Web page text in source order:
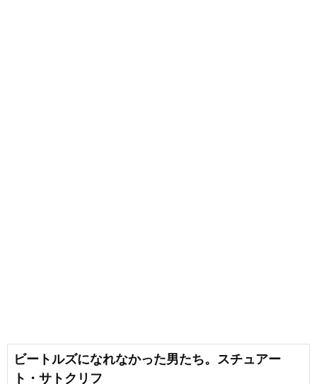
ビートルズになれなかった男たち。スチュアー
ト・サトクリフ